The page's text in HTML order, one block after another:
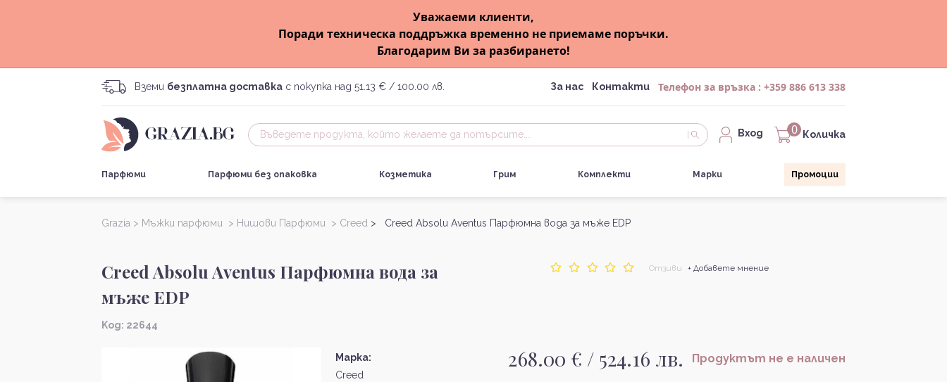
Уважаеми клиенти,
Поради техническа поддръжка временно не приемаме поръчки.
Благодарим Ви за разбирането!
Вземи безплатна доставка с покупка над 51.13 € / 100.00 лв. За нас Контакти Телефон за връзка : +359 886 613 338
Вход 0 Количка
Парфюми Парфюми без опаковка Козметика Грим Комплекти Марки Промоции
Grazia > Мъжки парфюми > Нишови Парфюми > Creed > Creed Absolu Aventus Парфюмна вода за мъже EDP
Creed Absolu Aventus Парфюмна вода за
мъже EDP
Kод: 22644
Отзиви + Добавете мнение
Марка:
Creed
268.00 € / 524.16 лв. Продуктът не е наличен